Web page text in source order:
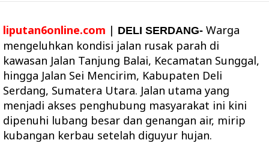
liputan6online.com | DELI SERDANG- Warga
mengeluhkan kondisi jalan rusak parah di
kawasan Jalan Tanjung Balai, Kecamatan Sunggal,
hingga Jalan Sei Mencirim, Kabupaten Deli
Serdang, Sumatera Utara. Jalan utama yang
menjadi akses penghubung masyarakat ini kini
dipenuhi lubang besar dan genangan air, mirip
kubangan kerbau setelah diguyur hujan.